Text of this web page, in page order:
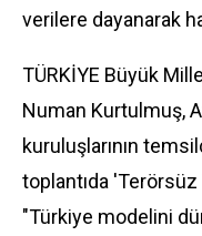
verilere dayanarak
TÜRKİYE Büyük
Numan Kurtulmuş,
kuruluşlarının
toplantıda
"Türkiye modelini